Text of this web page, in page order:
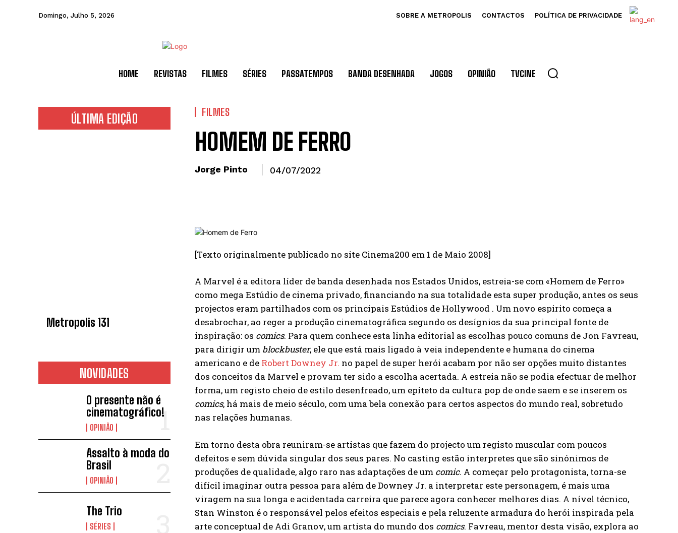
Domingo, Julho 5, 2026 SOBRE A METROPOLIS CONTACTOS POLÍTICA DE PRIVACIDADE
HOME REVISTAS FILMES SÉRIES PASSATEMPOS BANDA DESENHADA JOGOS OPINIÃO TVCINE
ÚLTIMA EDIÇÃO
Metropolis 131
NOVIDADES
O presente não é
cinematográfico!
OPINIÃO
Assalto à moda do
Brasil
OPINIÃO
The Trio
SÉRIES
FILMES
HOMEM DE FERRO
Jorge Pinto 04/07/2022
[Texto originalmente publicado no site Cinema200 em 1 de Maio 2008]
A Marvel é a editora líder de banda desenhada nos Estados Unidos, estreia-se com «Homem de Ferro»
como mega Estúdio de cinema privado, financiando na sua totalidade esta super produção, antes os seus
projectos eram partilhados com os principais Estúdios de Hollywood . Um novo espirito começa a
desabrochar, ao reger a produção cinematográfica segundo os desígnios da sua principal fonte de
inspiração: os comics. Para quem conhece esta linha editorial as escolhas pouco comuns de Jon Favreau,
para dirigir um blockbuster, ele que está mais ligado à veia independente e humana do cinema
americano e de Robert Downey Jr. no papel de super herói acabam por não ser opções muito distantes
dos conceitos da Marvel e provam ter sido a escolha acertada. A estreia não se podia efectuar de melhor
forma, um registo cheio de estilo desenfreado, um epíteto da cultura pop de onde saem e se inserem os
comics, há mais de meio século, com uma bela conexão para certos aspectos do mundo real, sobretudo
nas relações humanas.
Em torno desta obra reuniram-se artistas que fazem do projecto um registo muscular com poucos
defeitos e sem dúvida singular dos seus pares. No casting estão interpretes que são sinónimos de
produções de qualidade, algo raro nas adaptações de um comic. A começar pelo protagonista, torna-se
difícil imaginar outra pessoa para além de Downey Jr. a interpretar este personagem, é mais uma
viragem na sua longa e acidentada carreira que parece agora conhecer melhores dias. A nível técnico,
Stan Winston é o responsável pelos efeitos especiais e pela reluzente armadura do herói inspirada pela
arte conceptual de Adi Granov, um artista do mundo dos comics. Favreau, mentor desta visão, explora ao